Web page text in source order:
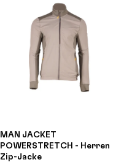
MAN JACKET
POWERSTRETCH - Herren
Zip-Jacke